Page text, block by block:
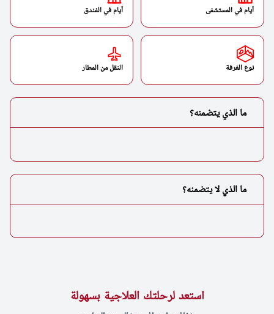
أيام في المستشفى أيام في الفندق
نوع الغرفة النقل من المطار
ما الذي يتضمنه؟
ما الذي لا يتضمنه؟
استعد لرحلتك العلاجية بسهولة